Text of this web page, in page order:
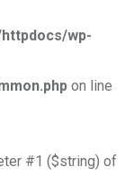
wp-
on line
#1 ($string) of